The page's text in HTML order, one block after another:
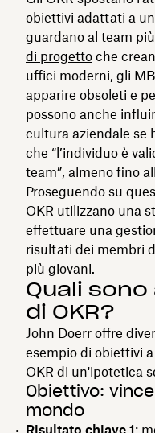
obiettivi adattati a
guardano al team
di progetto che
uffici moderni, gli
apparire obsoleti e
possono anche
cultura aziendale se
che “l’individuo è
team”, almeno fino
Proseguendo su
OKR utilizzano una
effettuare una
risultati dei membri
più giovani.
Quali
di OKR?
John Doerr offre
esempio di obiettivi
OKR di un'ipotetica
Obiettivo:
mondo
Risultato chiave 1: